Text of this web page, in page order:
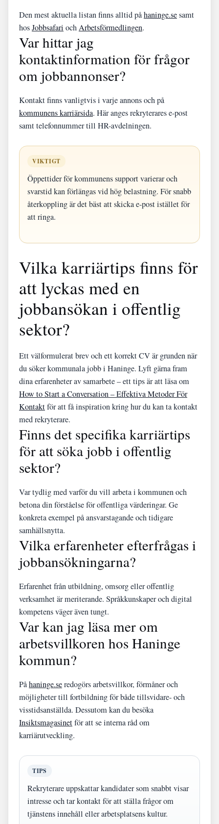
Den mest aktuella listan finns alltid påhaninge.sesamt
hosJobbsafari ochArbetsförmedlingen.
Var hittar jag
kontaktinformation för frågor
om jobbannonser?
Kontakt finns vanligtvis i varje annons och på
kommunens karriärsida. Här anges rekryterares e-post
samt telefonnummer till HR-avdelningen.
VIKTIGT
Öppettider för kommunens support varierar och
svarstid kan förlängas vid hög belastning. För snabb
återkoppling är det bäst att skicka e-post istället för
att ringa.
Vilka karriärtips finns för
att lyckas med en
jobbansökan i offentlig
sektor?
Ett välformulerat brev och ett korrekt CV är grunden när
du söker kommunala jobb i Haninge. Lyft gärna fram
dina erfarenheter av samarbete – ett tips är att läsa om
How to Start a Conversation – Effektiva Metoder För
Kontaktför att få inspiration kring hur du kan ta kontakt
med rekryterare.
Finns det specifika karriärtips
för att söka jobb i offentlig
sektor?
Var tydlig med varför du vill arbeta i kommunen och
betona din förståelse för offentliga värderingar. Ge
konkreta exempel på ansvarstagande och tidigare
samhällsnytta.
Vilka erfarenheter efterfrågas i
jobbansökningarna?
Erfarenhet från utbildning, omsorg eller offentlig
verksamhet är meriterande. Språkkunskaper och digital
kompetens väger även tungt.
Var kan jag läsa mer om
arbetsvillkoren hos Haninge
kommun?
Påhaninge.seredogörs arbetsvillkor, förmåner och
möjligheter till fortbildning för både tillsvidare- och
visstidsanställda. Dessutom kan du besöka
Insiktsmagasinetför att se interna råd om
karriärutveckling.
TIPS
Rekryterare uppskattar kandidater som snabbt visar
intresse och tar kontakt för att ställa frågor om
tjänstens innehåll eller arbetsplatsens kultur.